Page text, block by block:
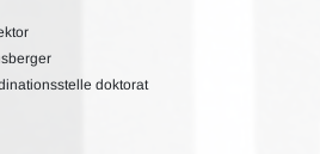
doktorat